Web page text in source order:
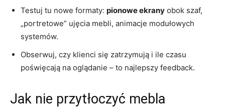
Testuj tu nowe formaty: pionowe ekrany obok szaf,
„portretowe” ujęcia mebli, animacje modułowych
systemów.
Obserwuj, czy klienci się zatrzymują i ile czasu
poświęcają na oglądanie – to najlepszy feedback.
Jak nie przytłoczyć mebla